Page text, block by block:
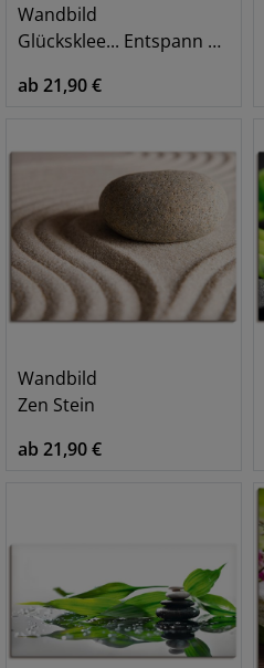
Wandbild
Glücksklee... Entspann mal wieder
ab 21,90 €
Wandbild
Zen Stein
ab 21,90 €